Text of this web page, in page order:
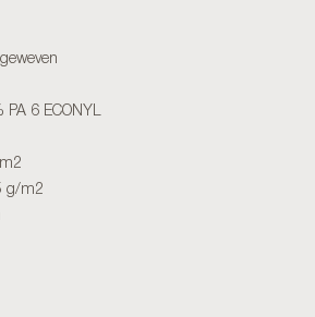
PA 6 ECONYL
g/m2